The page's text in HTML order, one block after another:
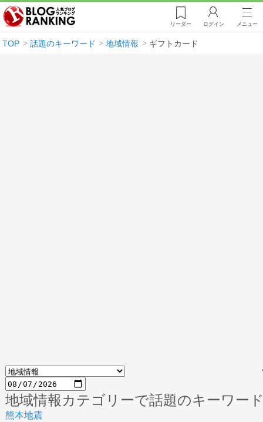
リーダー ログイン メニュー
TOP 話題のキーワード 地域情報 ギフトカード
地域情報カテゴリーで話題のキーワー
熊本地震